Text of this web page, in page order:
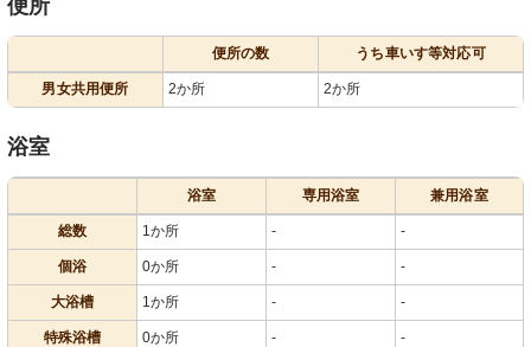
便所
便所の数 うち車いす等対応可
男女共用便所 2か所 2か所
浴室
浴室 専用浴室 兼用浴室
総数 1か所 - -
個浴 0か所 - -
大浴槽 1か所 - -
特殊浴槽 0か所 - -